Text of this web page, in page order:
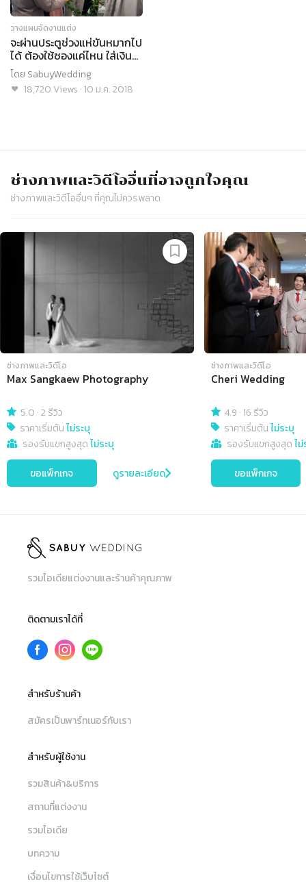
วางแผนจัดงานแต่ง
จะผ่านประตูช่วงแห่ขันหมากไป
ได้ ต้องใช้ซองแค่ไหน ใส่เงิน
เท่าไหร่?
โดย SabuyWedding
18,720 Views ·10 ม.ค. 2018
ช่างภาพและวิดีโออื่นที่อาจถูกใจคุณ
ช่างภาพและวิดีโออื่นๆ ที่คุณไม่ควรพลาด
Slide 1 of 4
ช่างภาพและวิดีโอ
Max Sangkaew Photography
5.0 ·2 รีวิว
ราคาเริ่มต้นไม่ระบุ
รองรับแขกสูงสุดไม่ระบุ
ขอแพ็กเกจ ดูรายละเอียด
ช่างภาพและวิดีโอ
Cheri Wedding
4.9 ·16 รีวิว
ราคาเริ่มต้นไม่ระบุ
รองรับแขกสูงสุดไ
ขอแพ็กเกจ
รวมไอเดียแต่งงานและร้านค้าคุณภาพ
ติดตามเราได้ที่
สำหรับร้านค้า
สมัครเป็นพาร์ทเนอร์กับเรา
สำหรับผู้ใช้งาน
รวมสินค้า&บริการ
สถานที่แต่งงาน
รวมไอเดีย
บทความ
เงื่อนไขการใช้เว็บไซต์